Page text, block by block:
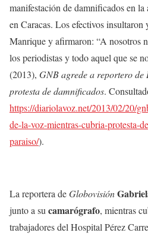
manifestación de damnificados en la
en Caracas. Los efectivos insultaron
Manrique y afirmaron: “A nosotros
los periodistas y todo aquel que se
(2013), GNB agrede a reportero de
protesta de damnificados.
https://diariolavoz.net/2013/02/20/
de-la-voz-mientras-cubria-protesta-
paraiso/).
La reportera deGlobovisión
junto a su camarógrafo, mientras
trabajadores del Hospital Pérez